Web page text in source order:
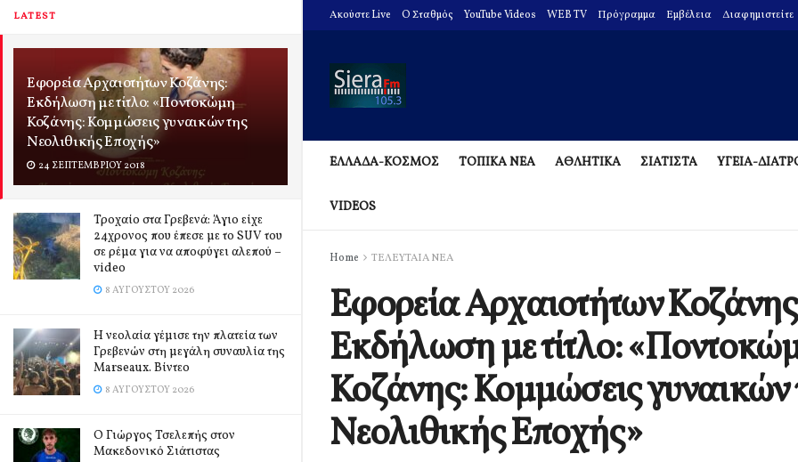
LATEST
Εφορεία Αρχαιοτήτων Κοζάνης:
Εκδήλωση με τίτλο: «Ποντοκώμη
Κοζάνης: Κομμώσεις γυναικών της
Νεολιθικής Εποχής»
24 ΣΕΠΤΕΜΒΡΊΟΥ 2018
Τροχαίο στα Γρεβενά: Άγιο είχε
24χρονος που έπεσε με το SUV του
σε ρέμα για να αποφύγει αλεπού –
video
8 ΑΥΓΟΎΣΤΟΥ 2026
Η νεολαία γέμισε την πλατεία των
Γρεβενών στη μεγάλη συναυλία της
Marseaux. Βίντεο
8 ΑΥΓΟΎΣΤΟΥ 2026
Ο Γιώργος Τσελεπής στον
Μακεδονικό Σιάτιστας
Ακούστε Live O Σταθμός YouTube Videos WEB TV Πρόγραμμα Εμβέλεια Διαφημιστείτε
ΕΛΛΑΔΑ-ΚΟΣΜΟΣ ΤΟΠΙΚΑ ΝΕΑ ΑΘΛΗΤΙΚΑ ΣΙΑΤΙΣΤΑ ΥΓΕΙΑ-
VIDEOS
Home ΤΕΛΕΥΤΑΙΑ ΝΕΑ
Εφορεία Αρχαιοτήτων
Εκδήλωση με τίτλο:
Κοζάνης: Κομμώσεις γυναικών
Νεολιθικής Εποχής»